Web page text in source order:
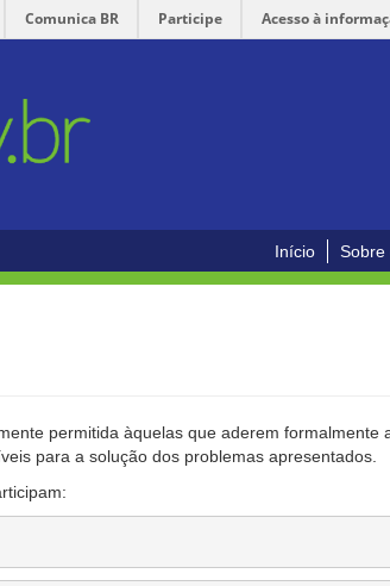
Comunica BR Participe Acesso à
Início Sobre
permitida àquelas que aderem formalmente
para a solução dos problemas apresentados.